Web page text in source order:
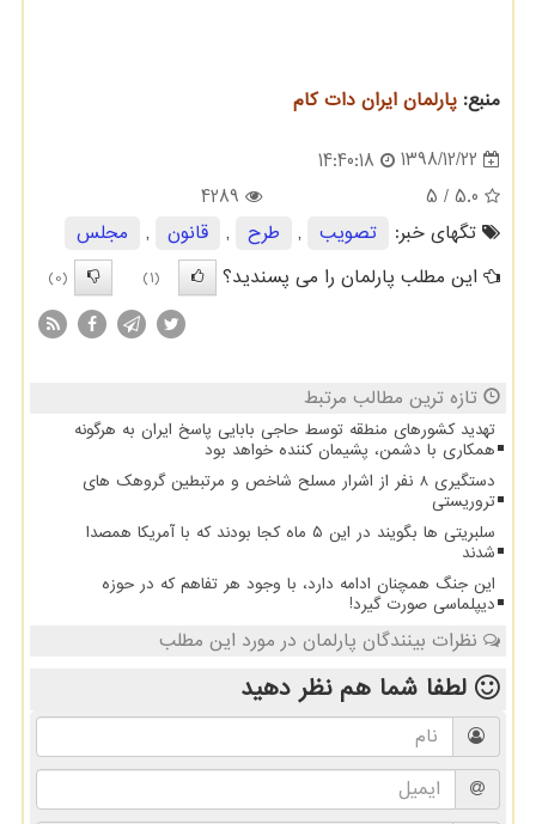
منبع: پارلمان ایران دات كام
1398/12/22
14:40:18
5.0
/ 5
4289
تگهای خبر:
تصویب , طرح , قانون ,
مجلس
این مطلب پارلمان را می پسندید؟
(1)
(0)
تازه ترین مطالب مرتبط
تهدید کشورهای منطقه توسط حاجی بابایی پاسخ ایران به هرگونه
همکاری با دشمن، پشیمان کننده خواهد بود
دستگیری 8 نفر از اشرار مسلح شاخص و مرتبطین گروهک های
تروریستی
سلبریتی ها بگویند در این ۵ ماه کجا بودند که با آمریکا همصدا
شدند
این جنگ همچنان ادامه دارد، با وجود هر تفاهم که در حوزه
دیپلماسی صورت گیرد!
نظرات بینندگان پارلمان در مورد این مطلب
لطفا شما همنظر دهید